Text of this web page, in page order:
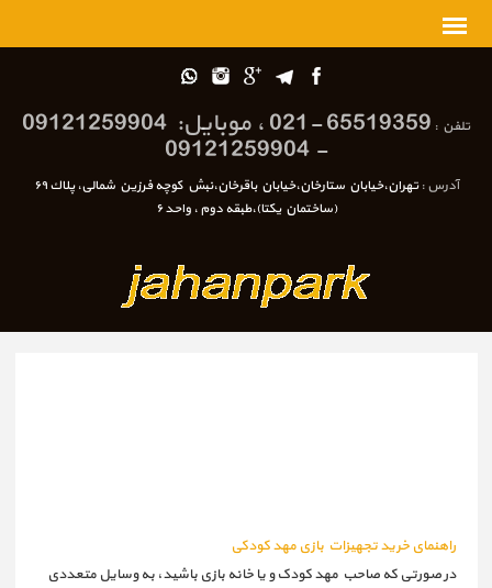
تلفن : 65519359 -021 ، موبایل: 09121259904
- 09121259904
آدرس :
تهران،خيابان ستارخان،خيابان باقرخان،نبش كوچه فرزين شمالی، پلاك ٦٩
(ساختمان يكتا)،طبقه دوم ، واحد ٦
راهنمای خرید تجهیزات بازی مهد کودکی
در صورتی که صاحب مهد کودک و یا خانه بازی باشید، به وسایل متعددی